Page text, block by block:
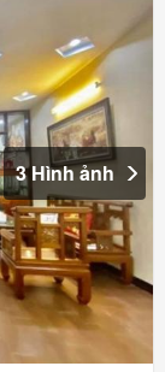
3 Hình ảnh